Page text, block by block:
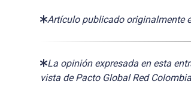
Artículo publicado originalmente
La opinión expresada en esta
vista de Pacto Global Red